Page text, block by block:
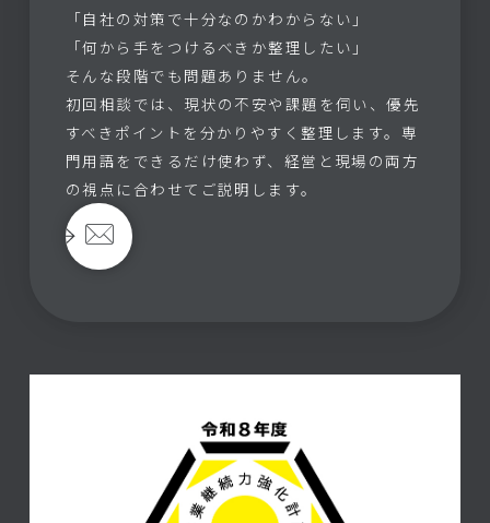
「自社の対策で十分なのかわからない」
「何から手をつけるべきか整理したい」
そんな段階でも問題ありません。
初回相談では、現状の不安や課題を伺い、優先
すべきポイントを分かりやすく整理します。専
門用語をできるだけ使わず、経営と現場の両方
の視点に合わせてご説明します。